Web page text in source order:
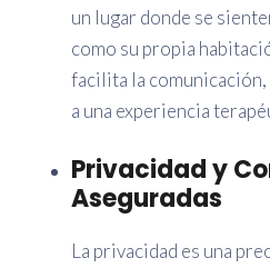
un lugar donde se
como su propia
facilita la
a una experiencia
Privacidad y
Aseguradas
La privacidad es una